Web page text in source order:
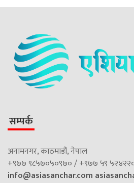
सम्पर्क
अनामनगर, काठमाडौं, नेपाल
+९७७ ९८५७०५०९७० / +९७७ ५९
info@asiasanchar.com